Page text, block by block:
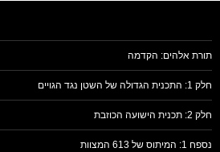
תורת אלהים: הקדמה
חלק 1: התכנית הגדולה של השטן נגד הגויים
חלק 2: תכנית הישועה הכוזבת
נספח 1: המיתוס של 613 המצוות